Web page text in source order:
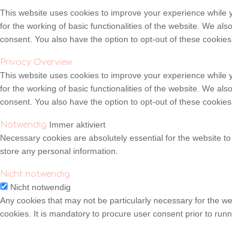
This website uses cookies to improve your experience
for the working of basic functionalities of the website. We
consent. You also have the option to opt-out of these
Privacy Overview
This website uses cookies to improve your experience
for the working of basic functionalities of the website. We
consent. You also have the option to opt-out of these
Notwendig Immer aktiviert
Necessary cookies are absolutely essential for the website
store any personal information.
Nicht notwendig
Nicht notwendig
Any cookies that may not be particularly necessary for the
cookies. It is mandatory to procure user consent prior to